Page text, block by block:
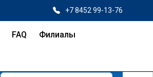
+7 8452 99-13-76
FAQ Филиалы